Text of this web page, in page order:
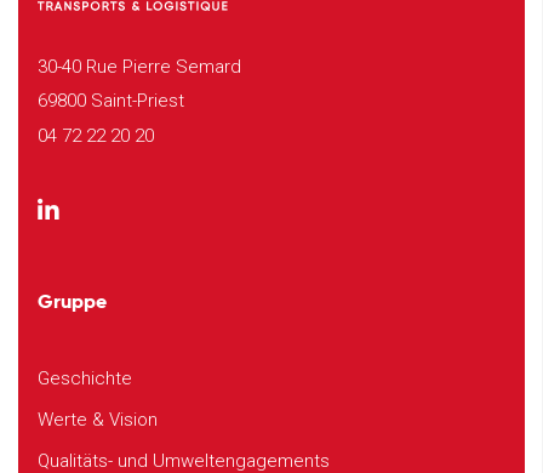
30-40 Rue Pierre Semard
69800 Saint-Priest
04 72 22 20 20
Gruppe
Geschichte
Werte & Vision
Qualitäts- und Umweltengagements